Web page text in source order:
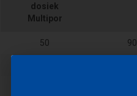
dosiek
Multipor
50 90